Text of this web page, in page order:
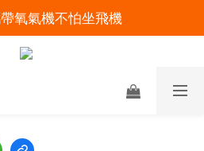
全館免運優惠中
氧氣機不怕坐飛機
全館免運優惠中